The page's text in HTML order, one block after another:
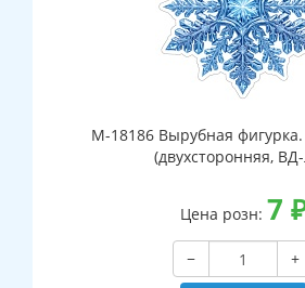
М-18186 Вырубная
(двухсторонняя,
Цена розн: 7
−
+